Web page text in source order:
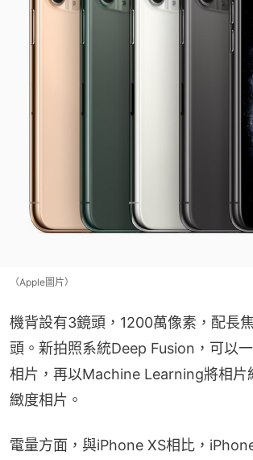
（Apple圖片）
機背設有3鏡頭，1200萬像素，配長
頭。新拍照系統Deep Fusion，可以
相片，再以Machine Learning將相片
緻度相片。
電量方面，與iPhone XS相比，